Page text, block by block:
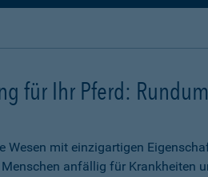
für Ihr Pferd:
Wesen mit einzigartigen
anfällig für Krankheiten